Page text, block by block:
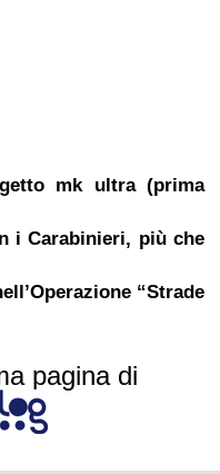
mk ultra (prima
i Carabinieri, più che
“Strade
pagina di